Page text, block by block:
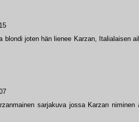
sarjakuva jossa Karzan niminen
blondi joten hän lienee Karzan, Italialaisen